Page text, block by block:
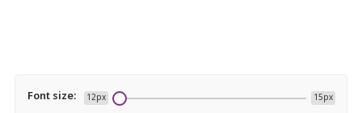
Font size: 12px 15px